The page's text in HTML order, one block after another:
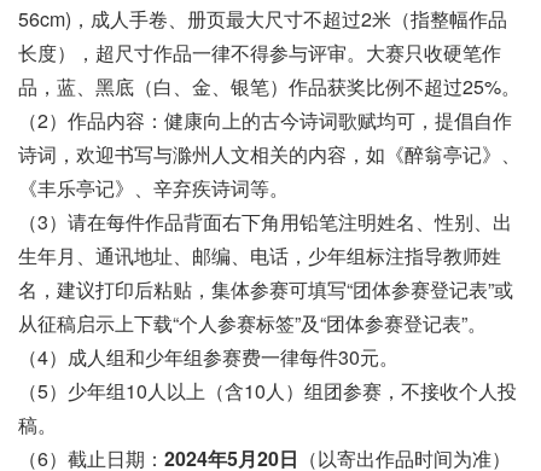
56cm)，成人手卷、册页最大尺寸不超过2米（指整幅作品
长度），超尺寸作品一律不得参与评审。大赛只收硬笔作
品，蓝、黑底（白、金、银笔）作品获奖比例不超过25%。
（2）作品内容：健康向上的古今诗词歌赋均可，提倡自作
诗词，欢迎书写与滁州人文相关的内容，如《醉翁亭记》、
《丰乐亭记》、辛弃疾诗词等。
（3）请在每件作品背面右下角用铅笔注明姓名、性别、出
生年月、通讯地址、邮编、电话，少年组标注指导教师姓
名，建议打印后粘贴，集体参赛可填写“团体参赛登记表”或
从征稿启示上下载“个人参赛标签”及“团体参赛登记表”。
（4）成人组和少年组参赛费一律每件30元。
（5）少年组10人以上（含10人）组团参赛，不接收个人投
稿。
（6）截止日期： 2024年5月20日 （以寄出作品时间为准）